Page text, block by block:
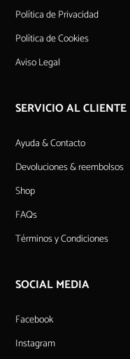
Política de Privacidad
Política de Cookies
Aviso Legal
SERVICIO AL CLIENTE
Ayuda & Contacto
Devoluciones & reembolsos
Shop
FAQs
Términos y Condiciones
SOCIAL MEDIA
Facebook
Instagram